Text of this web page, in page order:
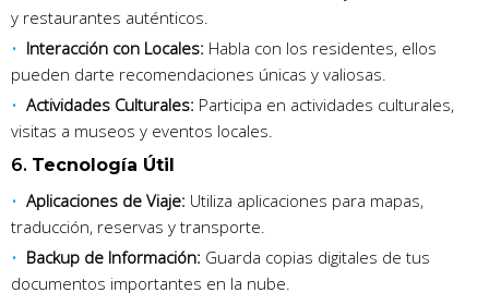
y restaurantes auténticos.
Interacción con Locales: Habla con los residentes, ellos
pueden darte recomendaciones únicas y valiosas.
Actividades Culturales: Participa en actividades culturales,
visitas a museos y eventos locales.
6. Tecnología Útil
Aplicaciones de Viaje: Utiliza aplicaciones para mapas,
traducción, reservas y transporte.
Backup de Información: Guarda copias digitales de tus
documentos importantes en la nube.